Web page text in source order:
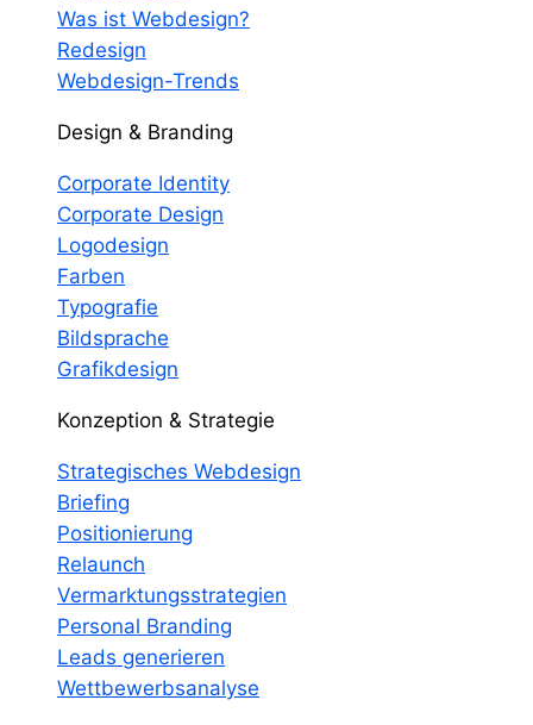
Was ist Webdesign?
Redesign
Webdesign-Trends
Design & Branding
Corporate Identity
Corporate Design
Logodesign
Farben
Typografie
Bildsprache
Grafikdesign
Konzeption & Strategie
Strategisches Webdesign
Briefing
Positionierung
Relaunch
Vermarktungsstrategien
Personal Branding
Leads generieren
Wettbewerbsanalyse